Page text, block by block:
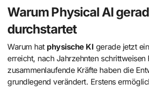
Warum Physical AI
durchstartet
Warum hat physische KI gerade jetzt
erreicht, nach Jahrzehnten schrittweisen
zusammenlaufende Kräfte haben die
grundlegend verändert. Erstens